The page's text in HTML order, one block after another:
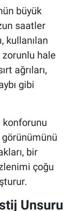
büyük
saatler
kullanılan
zorunlu hale
ağrıları,
gibi
konforunu
bir
çoğu
Unsuru